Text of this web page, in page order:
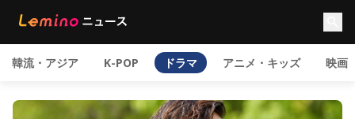
韓流・アジア K-POP ドラマ アニメ・キッズ 映画